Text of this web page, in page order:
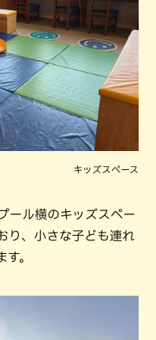
キッズスペース
ール横のキッズスペー
り、小さな子ども連れ
。